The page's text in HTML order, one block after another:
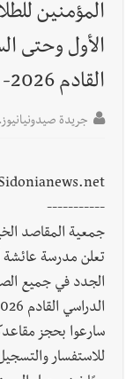
أخبار لبنان ثقوب
أخبار لبنان
شدد على تفهم
اقتصادي يتم
المؤمنين
الأول وحتى
القادم 2026- 2027.
جريدة
-----------
جمعية المقاصد
تعلن مدرسة عائشة
الجدد في جميع
الدراسي القادم 2026- 2027.
سارعوا بحجز
للاستفسار والتسجيل: 81857367 /